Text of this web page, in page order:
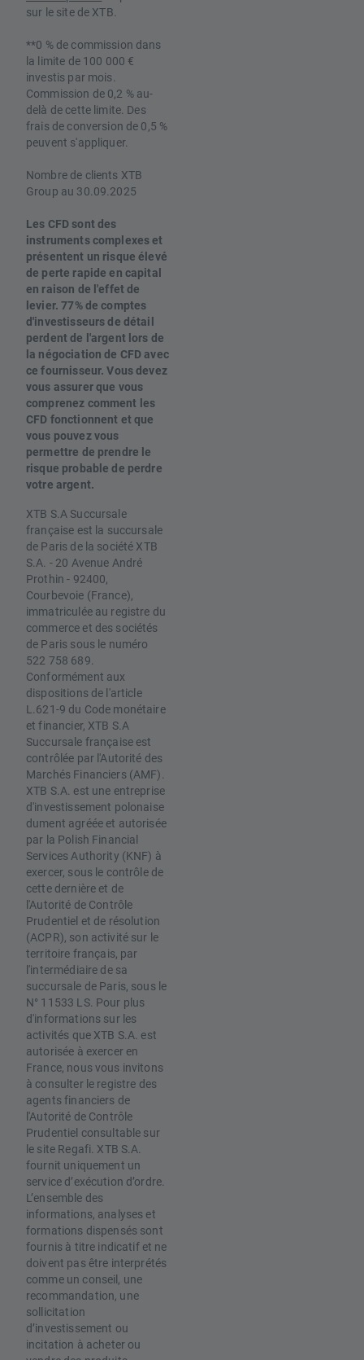
sur le site de XTB.
**0 % de commission dans
la limite de 100 000 €
investis par mois.
Commission de 0,2 % au-
delà de cette limite. Des
frais de conversion de 0,5 %
peuvent s'appliquer.
Nombre de clients XTB
Group au 30.09.2025
Les CFD sont des
instruments complexes et
présentent un risque élevé
de perte rapide en capital
en raison de l'effet de
levier. 77% de comptes
d'investisseurs de détail
perdent de l'argent lors de
la négociation de CFD avec
ce fournisseur. Vous devez
vous assurer que vous
comprenez comment les
CFD fonctionnent et que
vous pouvez vous
permettre de prendre le
risque probable de perdre
votre argent.
XTB S.A Succursale
française est la succursale
de Paris de la société XTB
S.A. - 20 Avenue André
Prothin - 92400,
Courbevoie (France),
immatriculée au registre du
commerce et des sociétés
de Paris sous le numéro
522 758 689.
Conformément aux
dispositions de l'article
L.621-9 du Code monétaire
et financier, XTB S.A
Succursale française est
contrôlée par l'Autorité des
Marchés Financiers (AMF).
XTB S.A. est une entreprise
d'investissement polonaise
dument agréée et autorisée
par la Polish Financial
Services Authority (KNF) à
exercer, sous le contrôle de
cette dernière et de
l'Autorité de Contrôle
Prudentiel et de résolution
(ACPR), son activité sur le
territoire français, par
l'intermédiaire de sa
succursale de Paris, sous le
N° 11533 LS. Pour plus
d'informations sur les
activités que XTB S.A. est
autorisée à exercer en
France, nous vous invitons
à consulter le registre des
agents financiers de
l'Autorité de Contrôle
Prudentiel consultable sur
le site Regafi. XTB S.A.
fournit uniquement un
service d’exécution d’ordre.
L’ensemble des
informations, analyses et
formations dispensés sont
fournis à titre indicatif et ne
doivent pas être interprétés
comme un conseil, une
recommandation, une
sollicitation
d’investissement ou
incitation à acheter ou